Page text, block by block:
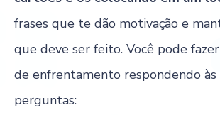
frases que te dão motivação e
que deve ser feito. Você pode
de enfrentamento respondendo
perguntas: